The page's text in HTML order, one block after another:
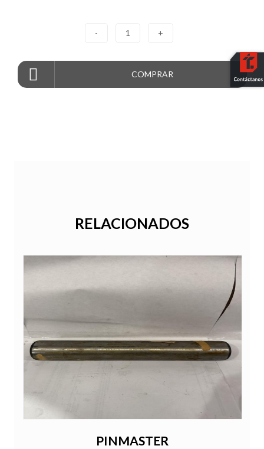
- 1 +
COMPRAR
RELACIONADOS
PINMASTER